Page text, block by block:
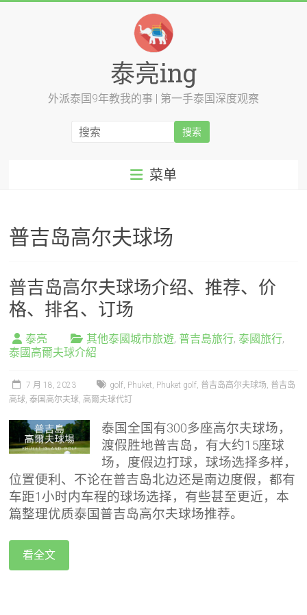
泰亮ing
外派泰国9年教我的事 | 第一手泰国深度观察
菜单
普吉岛高尔夫球场
普吉岛高尔夫球场介绍、推荐、价
格、排名、订场
泰亮 其他泰國城市旅遊,普吉島旅行,泰國旅行,
泰國高爾夫球介紹
7 月 18, 2023 golf, Phuket, Phuket golf,普吉岛高尔夫球场,普吉岛
高球,泰国高尔夫球, 高爾夫球代訂
泰国全国有300多座高尔夫球场，
渡假胜地普吉岛，有大约15座球
场，度假边打球，球场选择多样，
位置便利、不论在普吉岛北边还是南边度假，都有
车距1小时内车程的球场选择，有些甚至更近，本
篇整理优质泰国普吉岛高尔夫球场推荐。
看全文